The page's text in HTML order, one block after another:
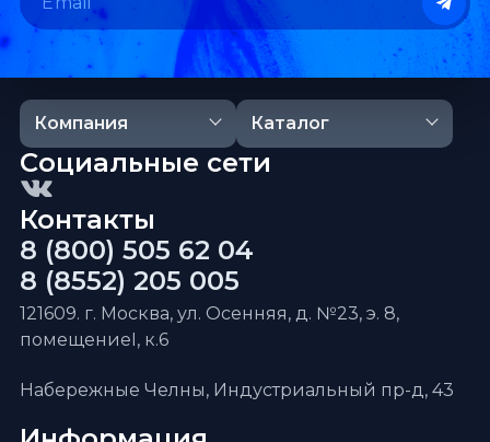
Компания Каталог
Контакты
8 (800) 505 62 04
8 (8552) 205 005
121609. г. Москва, ул. Осенняя, д. №23, э. 8,
помещениеI, к.6
Набережные Челны, Индустриальный пр-д, 43
Социальные сети